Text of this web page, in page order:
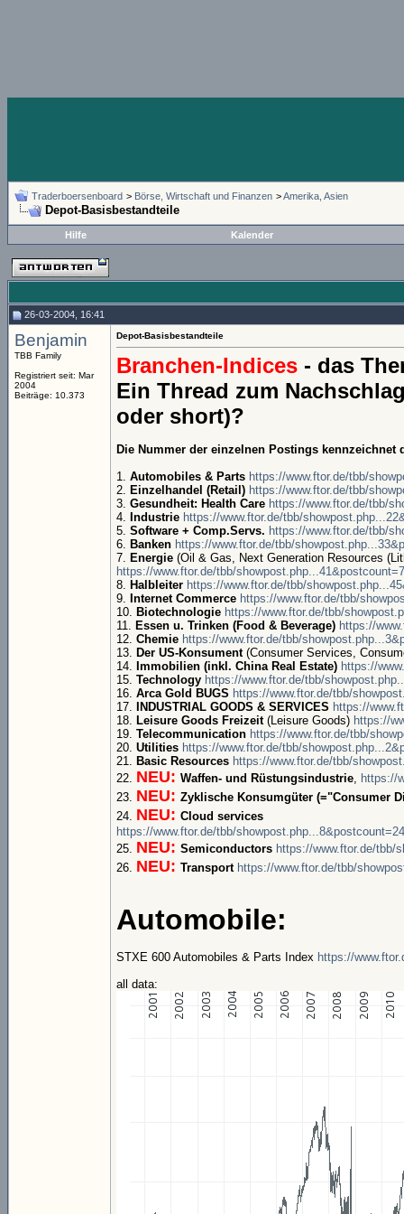
Traderboersenboard > Börse, Wirtschaft und Finanzen >Amerika, Asien
Depot-Basisbestandteile
Hilfe Kalender
26-03-2004, 16:41
Benjamin
TBB Family
Registriert seit: Mar
2004
Beiträge: 10.373
Depot-Basisbestandteile
Branchen-Indices - das
Ein Thread zum
oder short)?
Die Nummer der einzelnen Postings kennzeichnet
1. Automobiles & Parts https://www.ftor.de/tbb/
2. Einzelhandel (Retail) https://www.ftor.de/tbb/
3. Gesundheit: Health Care https://www.ftor.de/tbb/
4. Industrie https://www.ftor.de/tbb/
5. Software + Comp.Servs. https://www.ftor.de/tbb/
6. Banken https://www.ftor.de/tbb/
7. Energie (Oil & Gas, Next Generation Resources
https://www.ftor.de/tbb/showpost.php...41&postcount=7
8. Halbleiter https://www.ftor.de/tbb/
9. Internet Commerce https://www.ftor.de/tbb/
10. Biotechnologie https://www.ftor.de/tbb/
11. Essen u. Trinken (Food & Beverage) https://
12. Chemie https://www.ftor.de/tbb/
13. Der US-Konsument (Consumer Services,
14. Immobilien (inkl. China Real Estate) https://
15. Technology https://www.ftor.de/tbb/
16. Arca Gold BUGS https://www.ftor.de/tbb/
17.
INDUSTRIAL GOODS & SERVICES https://
18. Leisure Goods Freizeit(Leisure Goods) https://
19. Telecommunication https://www.ftor.de/tbb/
20. Utilities https://www.ftor.de/tbb/
21. Basic Resources https://www.ftor.de/tbb/
22. NEU: Waffen- und Rüstungsindustrie, https://
23. NEU: Zyklische Konsumgüter (="Consumer
24. NEU: Cloud services
https://www.ftor.de/tbb/showpost.php...8&postcount=24
25. NEU: Semiconductors https://www.ftor.de/tbb/
26. NEU: Transport https://www.ftor.de/tbb/
Automobile:
STXE 600 Automobiles & Parts Index https://
all data: